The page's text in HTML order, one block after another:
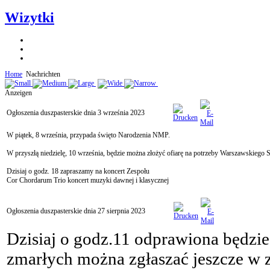
Wizytki
Home Nachrichten
Anzeigen
Ogłoszenia duszpasterskie dnia 3 września 2023
W piątek, 8 września, przypada święto Narodzenia NMP.
W przyszłą niedzielę, 10 września, będzie można złożyć ofiarę na potrzeby
Dzisiaj o godz. 18 zapraszamy na koncert Zespołu
Cor Chordarum Trio koncert muzyki dawnej i klasycznej
Ogłoszenia duszpasterskie dnia 27 sierpnia 2023
Dzisiaj o godz.11 odprawiona
zmarłych można zgłaszać jeszcze